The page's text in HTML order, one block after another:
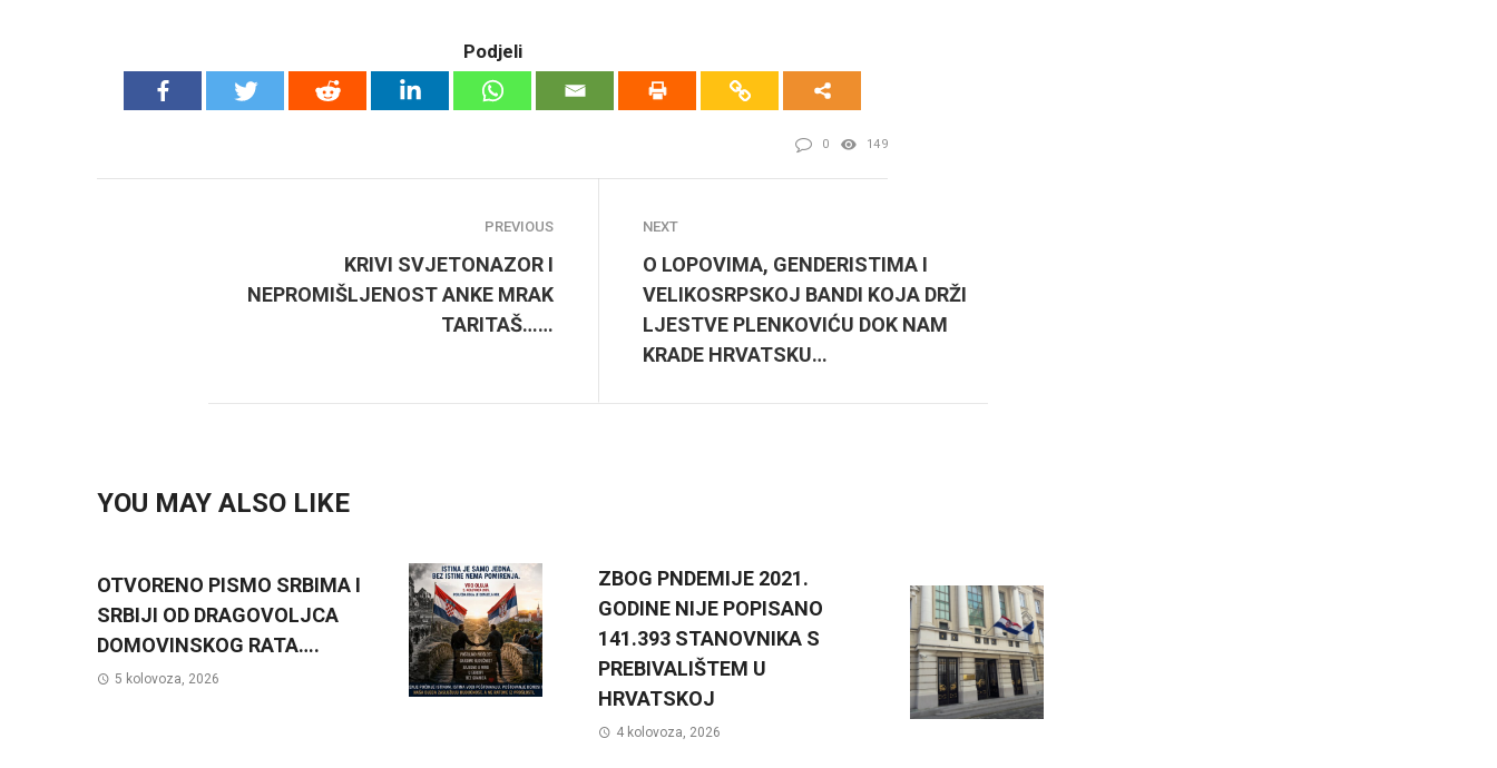
Podjeli
0 149
PREVIOUS
KRIVI SVJETONAZOR I
NEPROMIŠLJENOST ANKE MRAK
TARITAŠ……
NEXT
O LOPOVIMA, GENDERISTIMA I
VELIKOSRPSKOJ BANDI KOJA DRŽI
LJESTVE PLENKOVIĆU DOK NAM
KRADE HRVATSKU…
YOU MAY ALSO LIKE
OTVORENO PISMO SRBIMA I
SRBIJI OD DRAGOVOLJCA
DOMOVINSKOG RATA….
5 kolovoza, 2026
ZBOG PNDEMIJE 2021.
GODINE NIJE POPISANO
141.393 STANOVNIKA S
PREBIVALIŠTEM U
HRVATSKOJ
4 kolovoza, 2026